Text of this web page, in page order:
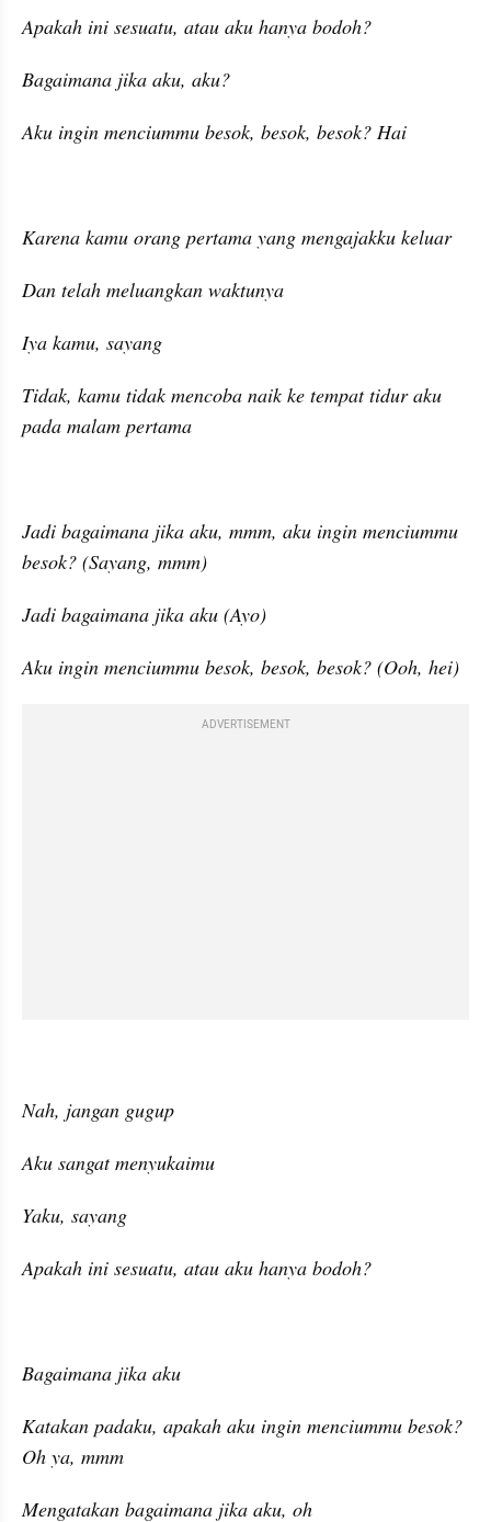
Apakah ini sesuatu, atau aku hanya bodoh?
Bagaimana jika aku, aku?
Aku ingin menciummu besok, besok, besok? Hai
Karena kamu orang pertama yang mengajakku keluar
Dan telah meluangkan waktunya
Iya kamu, sayang
Tidak, kamu tidak mencoba naik ke tempat tidur aku
pada malam pertama
Jadi bagaimana jika aku, mmm, aku ingin menciummu
besok? (Sayang, mmm)
Jadi bagaimana jika aku (Ayo)
Aku ingin menciummu besok, besok, besok? (Ooh, hei)
ADVERTISEMENT
Nah, jangan gugup
Aku sangat menyukaimu
Yaku, sayang
Apakah ini sesuatu, atau aku hanya bodoh?
Bagaimana jika aku
Katakan padaku, apakah aku ingin menciummu besok?
Oh ya, mmm
Mengatakan bagaimana jika aku, oh